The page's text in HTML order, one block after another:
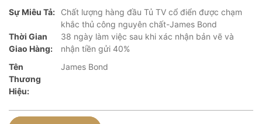
Sự Miêu Tả:
Chất lượng hàng đầu Tủ TV cổ điển được chạm
khắc thủ công nguyên chất-James Bond
Thời Gian
Giao Hàng:
38 ngày làm việc sau khi xác nhận bản vẽ và
nhận tiền gửi 40%
Tên
Thương
Hiệu:
James Bond